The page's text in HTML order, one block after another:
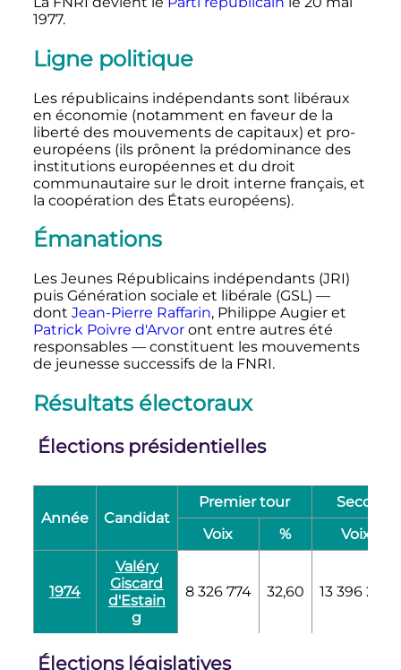
1977.
Ligne politique
Les républicains indépendants sont libéraux
en économie (notamment en faveur de la
liberté des mouvements de capitaux) et pro-
européens (ils prônent la prédominance des
institutions européennes et du droit
communautaire sur le droit interne français, et
la coopération des États européens).
Émanations
Les Jeunes Républicains indépendants (JRI)
puis Génération sociale et libérale (GSL) —
dont Jean-Pierre Raffarin, Philippe Augieret
Patrick Poivre d'Arvoront entre autres été
responsables —constituent les mouvements
de jeunesse successifs de la FNRI.
Résultats électoraux
Élections présidentielles
Année Candidat
Premier tour
Second
Voix
% Voix
1974
Valéry
Giscard
d'Estain
g
8 326 774 32,60 13 396 203
Élections législatives